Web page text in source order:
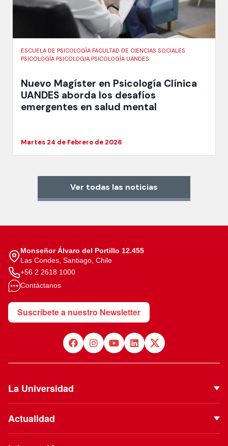
ESCUELA DE PSICOLOGÍA FACULTAD DE CIENCIAS SOCIALES
PSICOLOGÍA PSICOLOGIA PSICOLOGÍA UANDES
Nuevo Magíster en Psicología Clínica
UANDES aborda los desafíos
emergentes en salud mental
Martes 24 de Febrero de 2026
Ver todas las noticias
Monseñor Álvaro del Portillo 12.455
Las Condes, Santiago, Chile
+56 2 2618 1000
Contáctanos
Suscríbete a nuestro Newsletter
La Universidad
Actualidad